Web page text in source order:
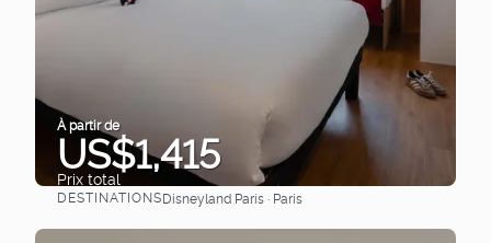
À partir de
US$1,415
Prix ​​total
Afficher
DESTINATIONSDisneyland París · Paris